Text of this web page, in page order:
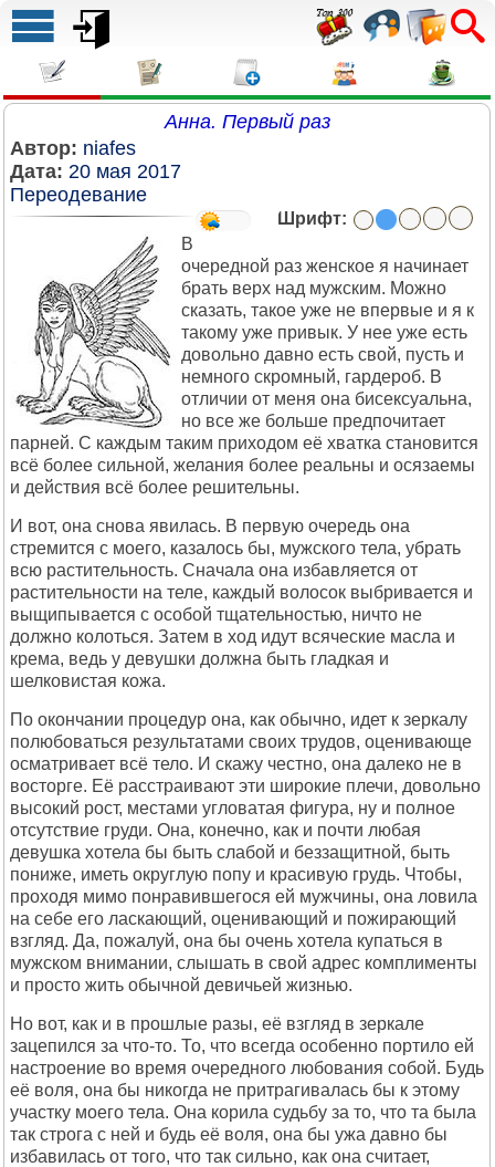
Анна. Первый раз
Автор: niafes
Дата: 20 мая 2017
Переодевание
Шрифт:
В
очередной раз женское я начинает
брать верх над мужским. Можно
сказать, такое уже не впервые и я к
такому уже привык. У нее уже есть
довольно давно есть свой, пусть и
немного скромный, гардероб. В
отличии от меня она бисексуальна,
но все же больше предпочитает
парней. С каждым таким приходом её хватка становится
всё более сильной, желания более реальны и осязаемы
и действия всё более решительны.
И вот, она снова явилась. В первую очередь она
стремится с моего, казалось бы, мужского тела, убрать
всю растительность. Сначала она избавляется от
растительности на теле, каждый волосок выбривается и
выщипывается с особой тщательностью, ничто не
должно колоться. Затем в ход идут всяческие масла и
крема, ведь у девушки должна быть гладкая и
шелковистая кожа.
По окончании процедур она, как обычно, идет к зеркалу
полюбоваться результатами своих трудов, оценивающе
осматривает всё тело. И скажу честно, она далеко не в
восторге. Её расстраивают эти широкие плечи, довольно
высокий рост, местами угловатая фигура, ну и полное
отсутствие груди. Она, конечно, как и почти любая
девушка хотела бы быть слабой и беззащитной, быть
пониже, иметь округлую попу и красивую грудь. Чтобы,
проходя мимо понравившегося ей мужчины, она ловила
на себе его ласкающий, оценивающий и пожирающий
взгляд. Да, пожалуй, она бы очень хотела купаться в
мужском внимании, слышать в свой адрес комплименты
и просто жить обычной девичьей жизнью.
Но вот, как и в прошлые разы, её взгляд в зеркале
зацепился за что-то. То, что всегда особенно портило ей
настроение во время очередного любования собой. Будь
её воля, она бы никогда не притрагивалась бы к этому
участку моего тела. Она корила судьбу за то, что та была
так строга с ней и будь её воля, она бы ужа давно бы
избавилась от того, что так сильно, как она считает,